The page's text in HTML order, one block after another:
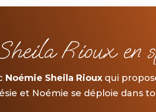
Rioux en
Noémie Sheila Rioux qui
et Noémie se déploie dans